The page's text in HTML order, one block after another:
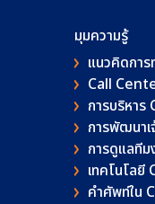
มุมความรู้
แนวคิดการ
Call
การบริหา
การพัฒนาเ
การดูแลทีม
เทคโนโล
คําศัพท์ใน